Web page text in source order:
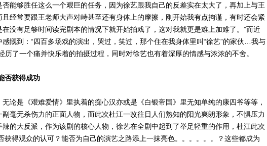
能够胜任这么一个艰巨的任务，因为徐艺跟我自己的反差实在太大了，再加上与王
经常要跟王老师大声对峙甚至还有身体上的摩擦，刚开始我有点拘谨，有时还会紧
没有足够时间读完剧本的情况下就开始拍戏了，这对我就更是难上加难了。”而近
感慨到：“四百多场戏的演出，哭过，笑过，那个住在我身体里叫“徐艺”的家伙…我与
历了一个痛并快乐着的拍摄过程，同时对徐艺也有着深厚的情感与浓浓的不舍。
获得成功
是《艰难爱情》里执着的痴心汉亦或是《白银帝国》里无知单纯的康四爷等等，
副毫无杀伤力的正面人物，而此次杜江一改往日人们熟知的阳光爽朗形象，不惧压力
的大反派，作为该剧的核心人物，徐艺在全剧中起到了举足轻重的作用，杜江此次
获得观众的认可？能否为自己的演艺之路添上一抹亮色。。。。。。？这些都成为